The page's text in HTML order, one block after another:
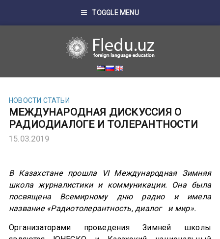
TOGGLE MENU
НОВОСТИ СТАТЬИ
МЕЖДУНАРОДНАЯ ДИСКУССИЯ О
РАДИОДИАЛОГЕ И ТОЛЕРАНТНОСТИ
15.03.2019
В Казахстане прошла VI Международная Зимняя
школа журналистики и коммуникации. Она была
посвящена Всемирному дню радио и имела
название «Радиотолерантность, диалог и мир».
Организаторами проведения Зимней школы